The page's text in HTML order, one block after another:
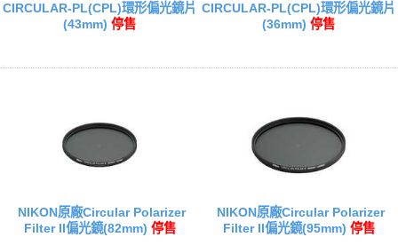
CIRCULAR-PL(CPL)環形偏光鏡片
(43mm) 停售
CIRCULAR-PL(CPL)環形偏光鏡片
(36mm) 停售
NIKON原廠Circular Polarizer
Filter II偏光鏡(82mm) 停售
NIKON原廠Circular Polarizer
Filter II偏光鏡(95mm) 停售